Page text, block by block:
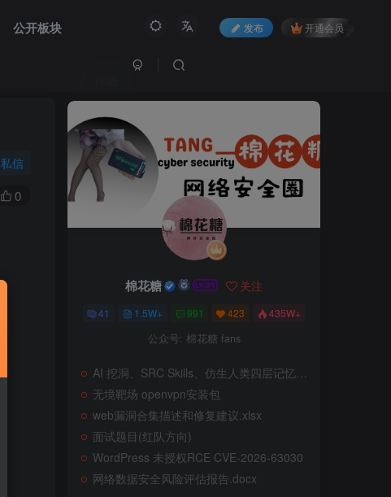
公开板块 发布 开通会员
私信
0
棉花糖 关注
41 1.5W+ 991 423 435W+
公众号: 棉花糖 fans
AI 挖洞、SRC Skills、仿生人类四层记忆系统
无境靶场 openvpn安装包
web漏洞合集描述和修复建议.xlsx
面试题目(红队方向)
WordPress 未授权RCE CVE-2026-63030
网络数据安全风险评估报告.docx